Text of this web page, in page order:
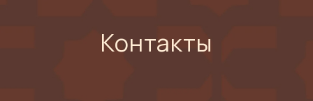
Контакты